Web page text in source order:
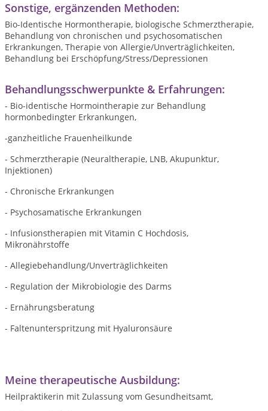
Sonstige, ergänzenden Methoden:
Bio-Identische Hormontherapie, biologische Schmerztherapie,
Behandlung von chronischen und psychosomatischen
Erkrankungen, Therapie von Allergie/Unverträglichkeiten,
Behandlung bei Erschöpfung/Stress/Depressionen
Behandlungsschwerpunkte & Erfahrungen:
- Bio-identische Hormointherapie zur Behandlung
hormonbedingter Erkrankungen,
-ganzheitliche Frauenheilkunde
- Schmerztherapie (Neuraltherapie, LNB, Akupunktur,
Injektionen)
- Chronische Erkrankungen
- Psychosamatische Erkrankungen
- Infusionstherapien mit Vitamin C Hochdosis,
Mikronährstoffe
- Allegiebehandlung/Unverträglichkeiten
- Regulation der Mikrobiologie des Darms
- Ernährungsberatung
- Faltenunterspritzung mit Hyaluronsäure
Meine therapeutische Ausbildung:
Heilpraktikerin mit Zulassung vom Gesundheitsamt,